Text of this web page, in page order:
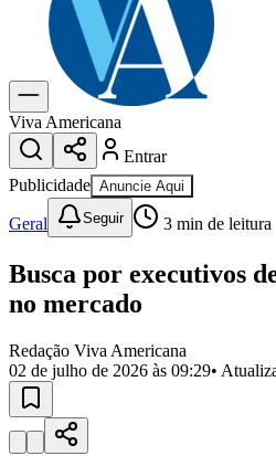
Dia a Dia & Lazer
Gastronomia
Cinema & Shows
Para Sua Empresa
Anuncie no Portal
Cadastrar Empresa
Divulgar VagasNovo
Publicidade Legal
Eleições
Segurança
Saúde
Meio Ambiente
Obras
Bairros de Americana
Viva Americana
Entrar
Publicidade Anuncie Aqui
Geral Seguir 3 min de leitura
Busca por executivos
no mercado
Redação Viva Americana
02 de julho de 2026 às 09:29•